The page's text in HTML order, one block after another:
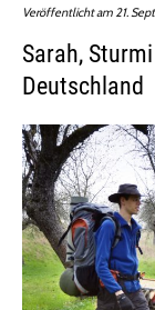
Veröffentlicht am 21.
Sarah,
Deutschland